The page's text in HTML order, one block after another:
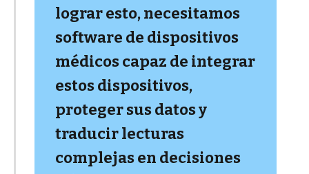
lograr esto, necesitamos
software de dispositivos
médicos capaz de integrar
estos dispositivos,
proteger sus datos y
traducir lecturas
complejas en decisiones